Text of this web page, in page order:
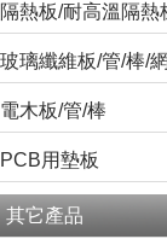
隔熱板/耐高溫隔熱
玻璃纖維板/管/棒/網
電木板/管/棒
PCB用墊板
其它產品